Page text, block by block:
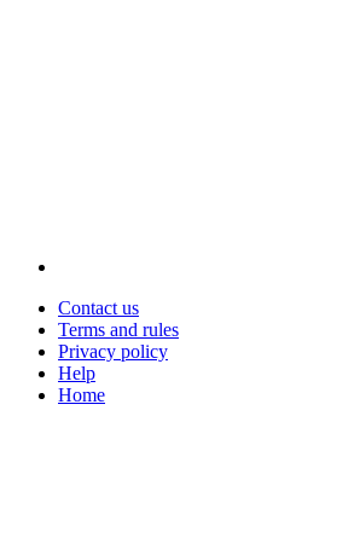
Contact us
Terms and rules
Privacy policy
Help
Home